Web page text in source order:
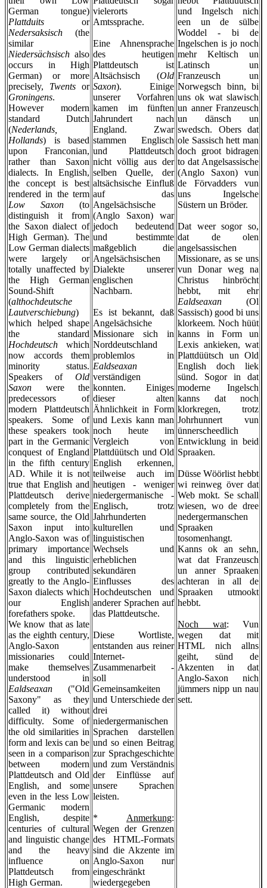
German tongue)
Plattduits or
Nedersaksisch (the
similar
Niedersächsisch also
occurs in High
German) or more
precisely, Twents or
Groningens.
However modern
standard Dutch
(Nederlands,
Hollands) is based
upon Franconian,
rather than Saxon
dialects. In English,
the concept is best
rendered in the term
Low Saxon (to
distinguish it from
the Saxon dialect of
High German). The
Low German dialects
were largely or
totally unaffected by
the High German
Sound-Shift
(althochdeutsche
Lautverschiebung)
which helped shape
the standard
Hochdeutsch which
now accords them
minority status.
Speakers of Old
Saxon were the
predecessors of
modern Plattdeutsch
speakers. Some of
these speakers took
part in the Germanic
conquest of England
in the fifth century
AD. While it is not
true that English and
Plattdeutsch derive
completely from the
same source, the Old
Saxon input into
Anglo-Saxon was of
primary importance
and this linguistic
group contributed
greatly to the Anglo-
Saxon dialects which
our English
forefathers spoke.
We know that as late
as the eighth century,
Anglo-Saxon
missionaries could
make themselves
understood in
Ealdseaxan ("Old
Saxony" as they
called it) without
difficulty. Some of
the old similarities in
form and lexis can be
seen in a comparison
between modern
Plattdeutsch and Old
English, and some
even in the less Low
Germanic modern
English, despite
centuries of cultural
and linguistic change
and the heavy
influence on
Plattdeutsch from
High German.
vielerorts
Amtssprache.
Eine Ahnensprache
des heutigen
Plattdeutsch ist
Altsächsisch (Old
Saxon). Einige
unserer Vorfahren
kamen im fünften
Jahrundert nach
England. Zwar
stammen Englisch
und Plattdeutsch
nicht völlig aus der
selben Quelle, der
altsächsische Einfluß
auf das
Angelsächsische
(Anglo Saxon) war
jedoch bedeutend
und bestimmte
maßgeblich die
Angelsächsischen
Dialekte unserer
englischen
Nachbarn.
Es ist bekannt, daß
Angelsächsiche
Missionare sich in
Norddeutschland
problemlos in
Ealdseaxan
verständigen
konnten. Einiges
dieser alten
Ähnlichkeit in Form
und Lexis kann man
noch heute im
Vergleich von
Plattdüütsch und Old
English erkennen,
teilweise auch im
heutigen - weniger
niedergermanische -
Englisch, trotz
Jahrhunderten
kulturellen und
linguistischen
Wechsels und
erheblichen
sekundären
Einflusses des
Hochdeutschen und
anderer Sprachen auf
das Plattdeutsche.
Diese Wortliste,
entstanden aus reiner
Internet-
Zusammenarbeit -
soll
Gemeinsamkeiten
und Unterschiede der
drei
niedergermanischen
Sprachen darstellen
und so einen Beitrag
zur Sprachgeschichte
und zum Verständnis
der Einflüsse auf
unsere Sprachen
leisten.
* Anmerkung:
Wegen der Grenzen
des HTML-Formats
sind die Akzente im
Anglo-Saxon nur
eingeschränkt
wiedergegeben
und Ingelsch nich
een un de sülbe
Woddel - bi de
Ingelschen is jo noch
mehr Keltisch un
Latinsch un
Franzeusch un
Norwegsch binn, bi
uns ok wat slawisch
un anner Franzeusch
un dänsch un
swedsch. Obers dat
ole Sassisch hett man
doch groot bidragen
to dat Angelsassische
(Anglo Saxon) vun
de Förvadders vun
uns Ingelsche
Süstern un Bröder.
Dat weer sogor so,
dat de olen
angelsassischen
Missionare, as se uns
vun Donar weg na
Christus hinbröcht
hebbt, mit ehr
Ealdseaxan (Ol
Sassisch) good bi uns
klorkeem. Noch hüüt
kanns in Form un
Lexis ankieken, wat
Plattdüütsch un Old
English doch liek
sünd. Sogor in dat
moderne Ingelsch
kanns dat noch
klorkregen, trotz
Johrhunnert vun
ünnerscheedlich
Entwicklung in beid
Spraaken.
Düsse Wöörlist hebbt
wi reinweg över dat
Web mokt. Se schall
wiesen, wo de dree
nedergermanschen
Spraaken
tosomenhangt.
Kanns ok an sehn,
wat dat Franzeusch
un anner Spraaken
achteran in all de
Spraaken utmookt
hebbt.
Noch wat: Vun
wegen dat mit
HTML nich allns
geiht, sünd de
Akzenten in dat
Anglo-Saxon nich
jümmers nipp un nau
sett.